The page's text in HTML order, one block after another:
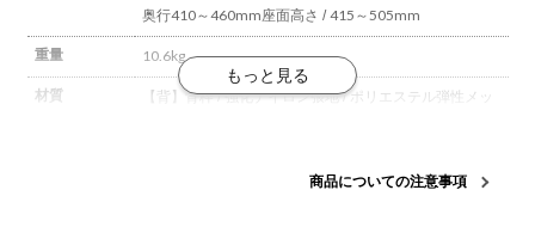
奥行410～460mm座面高さ / 415～505mm
重量 10.6kg
材質 【背】背枠 / 強化ナイロン張地 / ポリエステル弾性メッ
ン(クリーンテクトコーティング)
キャスター / 直径
商品についての注意事項